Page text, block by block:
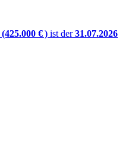
(425.000 € ) ist der31.07.2026